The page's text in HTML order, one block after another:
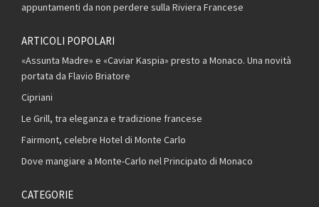
appuntamenti da non perdere sulla Riviera Francese
ARTICOLI POPOLARI
«Assunta Madre» e «Caviar Kaspia» presto a Monaco. Una novità
portata da Flavio Briatore
Cipriani
Le Grill, tra eleganza e tradizione francese
Fairmont, celebre Hotel di Monte Carlo
Dove mangiare a Monte-Carlo nel Principato di Monaco
CATEGORIE